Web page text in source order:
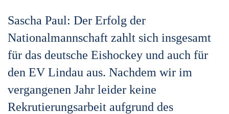
Sascha Paul: Der Erfolg der
Nationalmannschaft zahlt sich insgesamt
für das deutsche Eishockey und auch für
den EV Lindau aus. Nachdem wir im
vergangenen Jahr leider keine
Rekrutierungsarbeit aufgrund des